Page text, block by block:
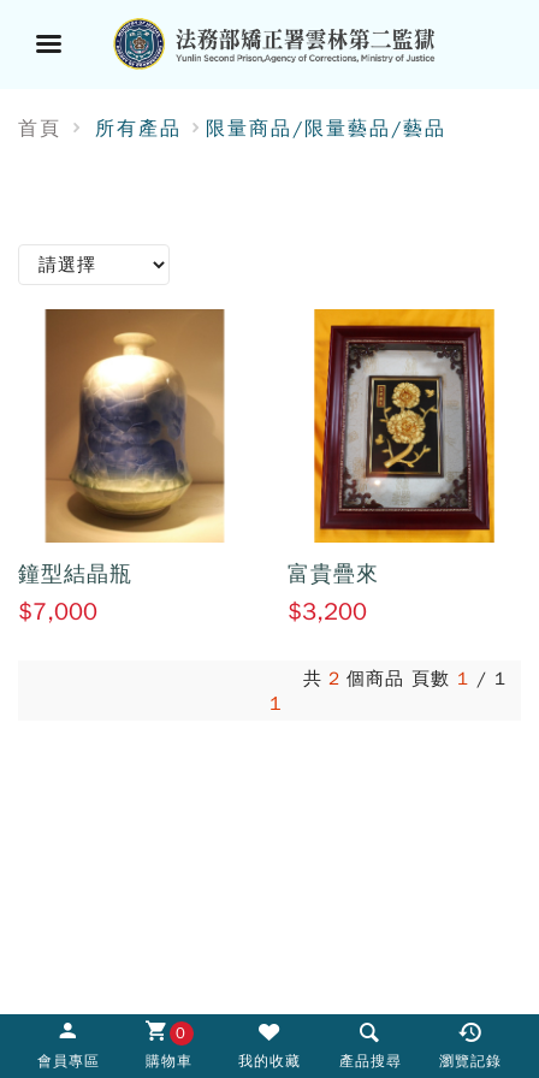
單
鈕
首頁 所有產品 限量商品/限量藝品/藝品
鐘型結晶瓶
$7,000
富貴疊來
$3,200
1
共 2 個商品 頁數 1 / 1
會員專區
0
購物車 我的收藏 產品搜尋 瀏覽記錄